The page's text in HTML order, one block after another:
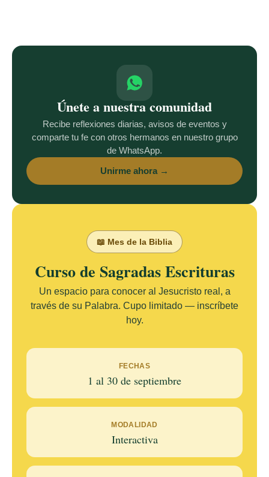
Únete a nuestra comunidad
Recibe reflexiones diarias, avisos de eventos y
comparte tu fe con otros hermanos en nuestro grupo
de WhatsApp.
Unirme ahora →
📖 Mes de la Biblia
Curso de Sagradas Escrituras
Un espacio para conocer al Jesucristo real, a
través de su Palabra. Cupo limitado — inscríbete
hoy.
FECHAS
1 al 30 de septiembre
MODALIDAD
Interactiva